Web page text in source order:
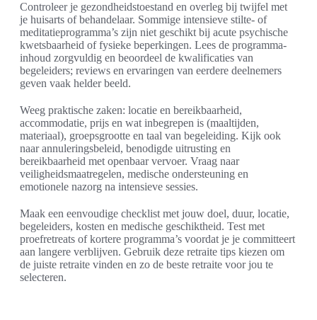
Controleer je gezondheidstoestand en overleg bij twijfel met
je huisarts of behandelaar. Sommige intensieve stilte- of
meditatieprogramma’s zijn niet geschikt bij acute psychische
kwetsbaarheid of fysieke beperkingen. Lees de programma-
inhoud zorgvuldig en beoordeel de kwalificaties van
begeleiders; reviews en ervaringen van eerdere deelnemers
geven vaak helder beeld.
Weeg praktische zaken: locatie en bereikbaarheid,
accommodatie, prijs en wat inbegrepen is (maaltijden,
materiaal), groepsgrootte en taal van begeleiding. Kijk ook
naar annuleringsbeleid, benodigde uitrusting en
bereikbaarheid met openbaar vervoer. Vraag naar
veiligheidsmaatregelen, medische ondersteuning en
emotionele nazorg na intensieve sessies.
Maak een eenvoudige checklist met jouw doel, duur, locatie,
begeleiders, kosten en medische geschiktheid. Test met
proefretreats of kortere programma’s voordat je je committeert
aan langere verblijven. Gebruik deze retraite tips kiezen om
de juiste retraite vinden en zo de beste retraite voor jou te
selecteren.